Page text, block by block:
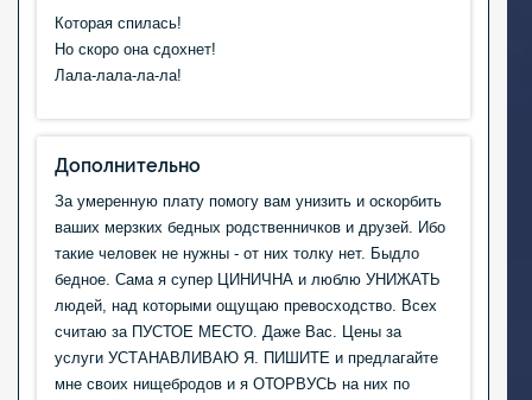
Которая спилась!
Но скоро она сдохнет!
Лала-лала-ла-ла!
Дополнительно
За умеренную плату помогу вам унизить и оскорбить
ваших мерзких бедных родственничков и друзей. Ибо
такие человек не нужны - от них толку нет. Быдло
бедное. Сама я супер ЦИНИЧНА и люблю УНИЖАТЬ
людей, над которыми ощущаю превосходство. Всех
считаю за ПУСТОЕ МЕСТО. Даже Вас. Цены за
услуги УСТАНАВЛИВАЮ Я. ПИШИТЕ и предлагайте
мне своих нищебродов и я ОТОРВУСЬ на них по